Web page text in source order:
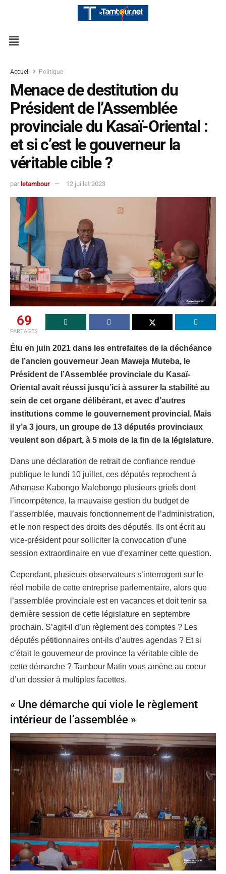
Accueil Politique
Menace de destitution du
Président de l’Assemblée
provinciale du Kasaï-Oriental :
et si c’est le gouverneur la
véritable cible ?
par letambour 12 juillet 2023
69
PARTAGES
Élu en juin 2021 dans les entrefaites de la déchéance
de l’ancien gouverneur Jean Maweja Muteba, le
Président de l’Assemblée provinciale du Kasaï-
Oriental avait réussi jusqu’ici à assurer la stabilité au
sein de cet organe délibérant, et avec d’autres
institutions comme le gouvernement provincial. Mais
il y’a 3 jours, un groupe de 13 députés provinciaux
veulent son départ, à 5 mois de la fin de la législature.
Dans une déclaration de retrait de confiance rendue
publique le lundi 10 juillet, ces députés reprochent à
Athanase Kabongo Malebongo plusieurs griefs dont
l’incompétence, la mauvaise gestion du budget de
l’assemblée, mauvais fonctionnement de l’administration,
et le non respect des droits des députés. Ils ont écrit au
vice-président pour solliciter la convocation d’une
session extraordinaire en vue d’examiner cette question.
Cependant, plusieurs observateurs s’interrogent sur le
réel mobile de cette entreprise parlementaire, alors que
l’assemblée provinciale est en vacances et doit tenir sa
dernière session de cette législature en septembre
prochain. S’agit-il d’un règlement des comptes ? Les
députés pétitionnaires ont-ils d’autres agendas ? Et si
c’était le gouverneur de province la véritable cible de
cette démarche ? Tambour Matin vous amène au coeur
d’un dossier à multiples facettes.
« Une démarche qui viole le règlement
intérieur de l’assemblée »